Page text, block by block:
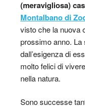
(meravigliosa)
Montalbano di
visto che la nuova
prossimo anno.
dall’esigenza di
molto felici di
nella natura.
Sono successe